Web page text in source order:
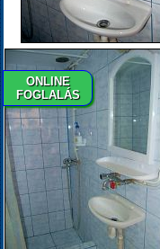
ONLINE
FOGLALÁS